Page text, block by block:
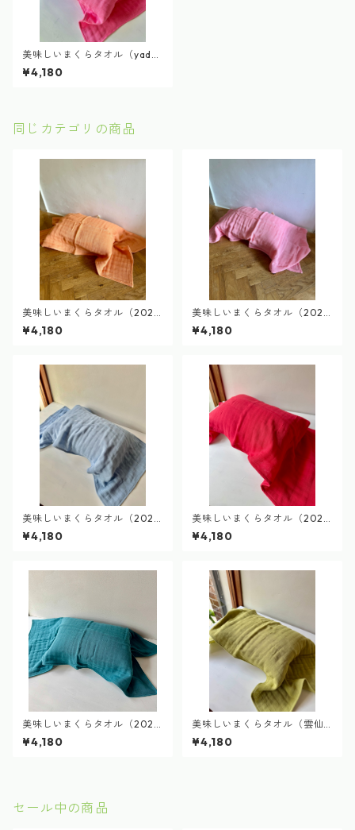
美味しいまくらタオル（yadok
ari cafeビーツ染め）deliciou
s pillow towel
¥4,180
同じカテゴリの商品
美味しいまくらタオル（2026
雪下人参染め）delicious pillo
w towel
¥4,180
美味しいまくらタオル（2025
Vin de MICHINOKU染め）del
icious pillow towel
¥4,180
美味しいまくらタオル（2025
ブルーベリー染め）delicious
pillow towel
¥4,180
美味しいまくらタオル（2025
nonomamaビーツ染め）delic
ious pillow towel
¥4,180
美味しいまくらタオル（2024
農楽蔵ぶどう染め）delicious
pillow towel
¥4,180
美味しいまくらタオル（雲仙
こぶ高菜） vegetable pillow
towel
¥4,180
セール中の商品